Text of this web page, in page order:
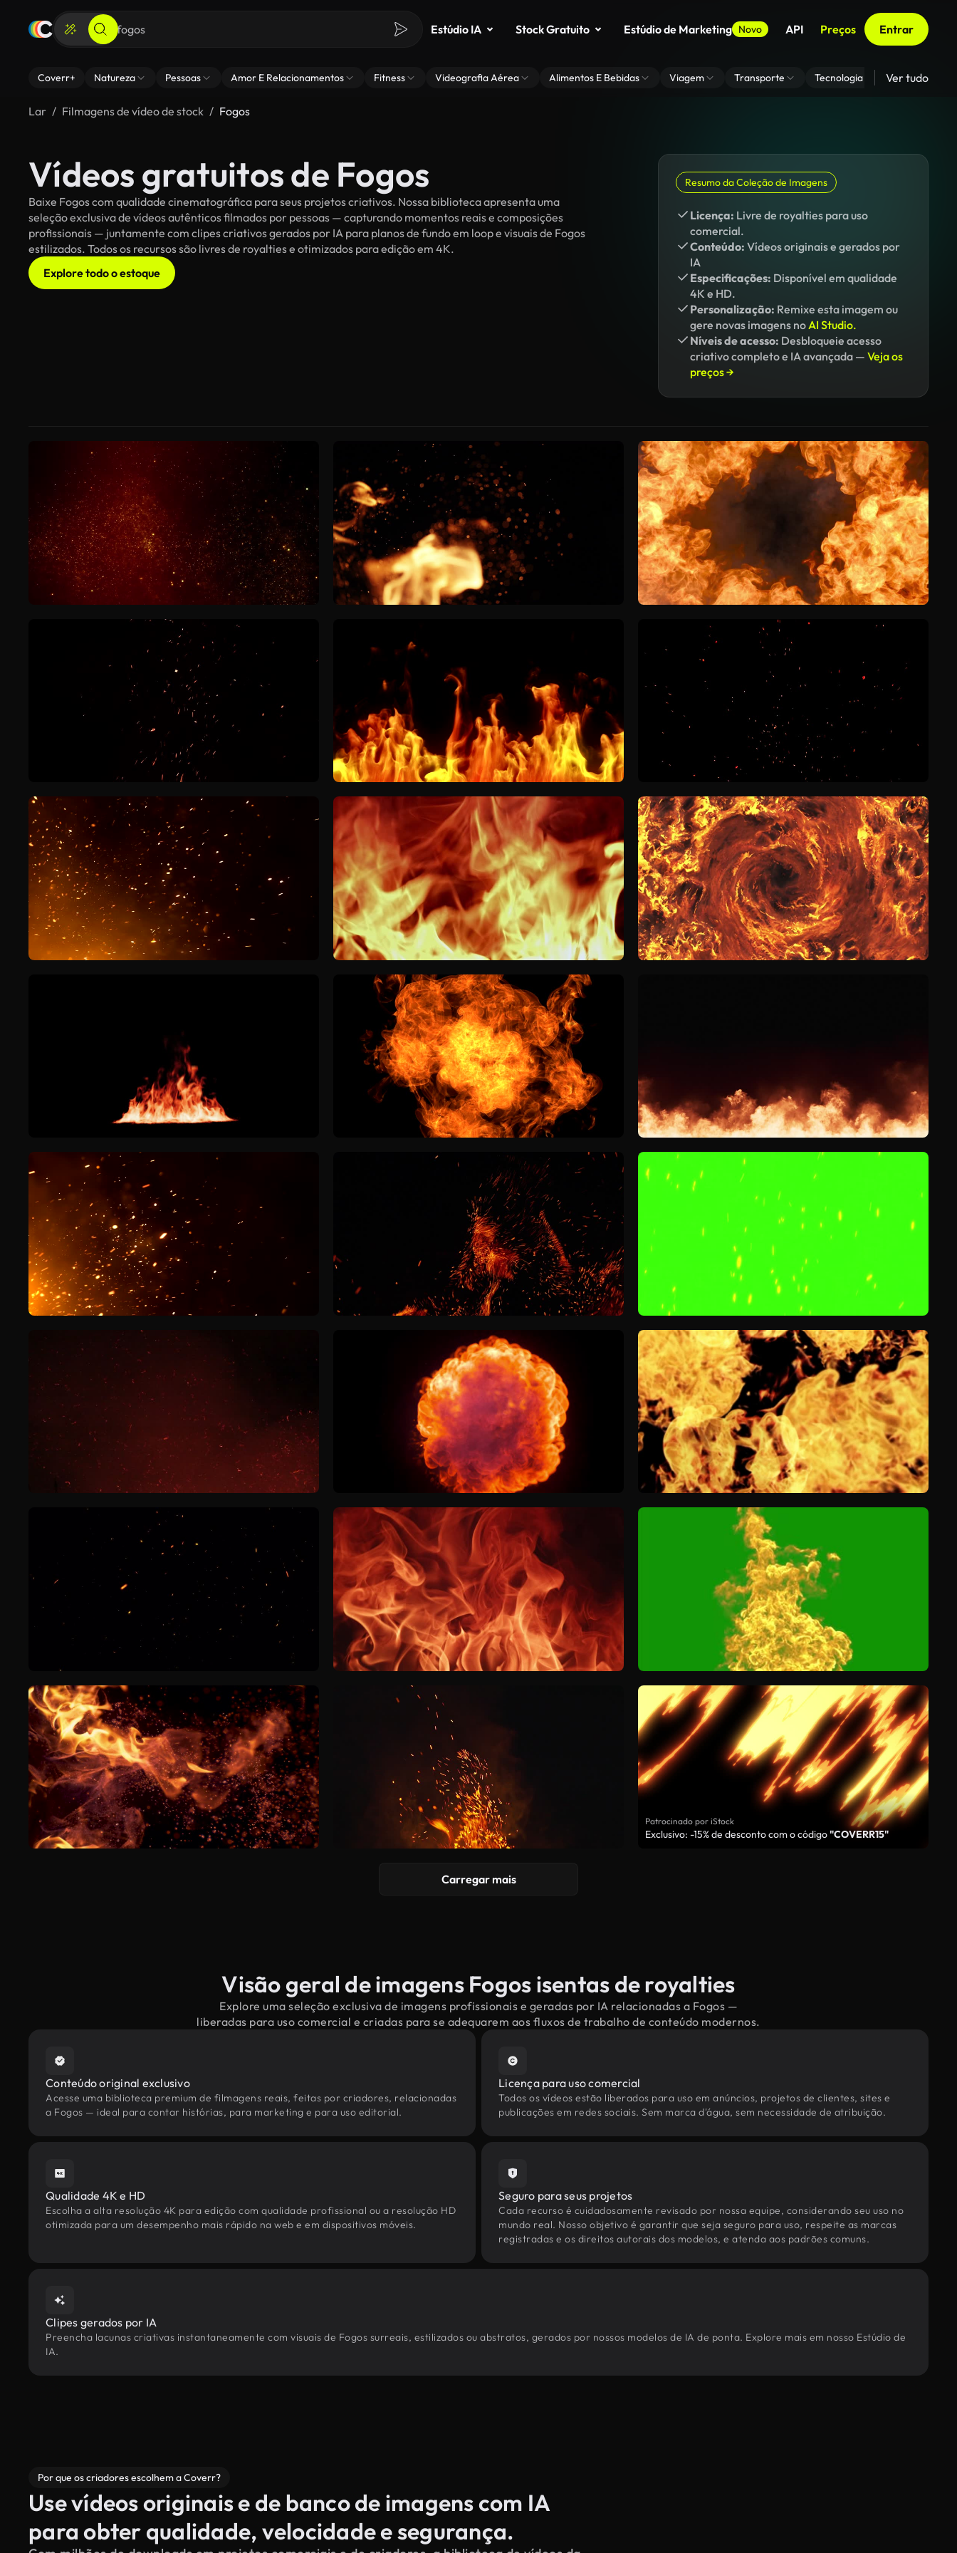
Estúdio IA Stock Gratuito Estúdio de Marketing Novo API Preços Entrar
Coverr+ Natureza Pessoas Amor E Relacionamentos Fitness Videografia Aérea Alimentos E Bebidas Viagem Transporte Tecnologia Zoom De
Ver tudo
Lar Filmagens de vídeo de stock Fogos
Vídeos gratuitos de Fogos
Baixe Fogos com qualidade cinematográfica para seus projetos criativos. Nossa biblioteca apresenta uma
seleção exclusiva de vídeos autênticos filmados por pessoas — capturando momentos reais e composições
profissionais — juntamente com clipes criativos gerados por IA para planos de fundo em loop e visuais de Fogos
estilizados. Todos os recursos são livres de royalties e otimizados para edição em 4K.
Explore todo o estoque
Resumo da Coleção de Imagens
Licença: Livre de royalties para uso
comercial.
Conteúdo: Vídeos originais e gerados por
IA
Especificações: Disponível em qualidade
4K e HD.
Personalização: Remixe esta imagem ou
gere novas imagens noAI Studio.
Níveis de acesso: Desbloqueie acesso
criativo completo e IA avançada — Veja os
preços →
Patrocinado por iStock
Exclusivo: -15% de desconto com o código"COVERR15"
Carregar mais
Visão geral de imagens Fogos isentas de royalties
Explore uma seleção exclusiva de imagens profissionais e geradas por IA relacionadas a Fogos —
liberadas para uso comercial e criadas para se adequarem aos fluxos de trabalho de conteúdo modernos.
Conteúdo original exclusivo
Acesse uma biblioteca premium de filmagens reais, feitas por criadores, relacionadas
a Fogos — ideal para contar histórias, para marketing e para uso editorial.
Licença para uso comercial
Todos os vídeos estão liberados para uso em anúncios, projetos de clientes, sites e
publicações em redes sociais. Sem marca d'água, sem necessidade de atribuição.
Qualidade 4K e HD
Escolha a alta resolução 4K para edição com qualidade profissional ou a resolução HD
otimizada para um desempenho mais rápido na web e em dispositivos móveis.
Seguro para seus projetos
Cada recurso é cuidadosamente revisado por nossa equipe, considerando seu uso no
mundo real. Nosso objetivo é garantir que seja seguro para uso, respeite as marcas
registradas e os direitos autorais dos modelos, e atenda aos padrões comuns.
Clipes gerados por IA
Preencha lacunas criativas instantaneamente com visuais de Fogos surreais, estilizados ou abstratos, gerados por nossos modelos de IA de ponta. Explore mais em nosso Estúdio de
IA.
Por que os criadores escolhem a Coverr?
Use vídeos originais e de banco de imagens com IA
para obter qualidade, velocidade e segurança.